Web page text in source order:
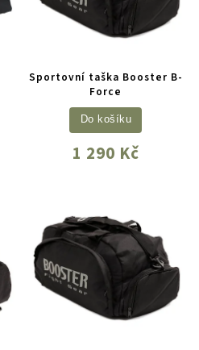
Sportovní taška Booster B-
Force
1 290 Kč
Do košíku